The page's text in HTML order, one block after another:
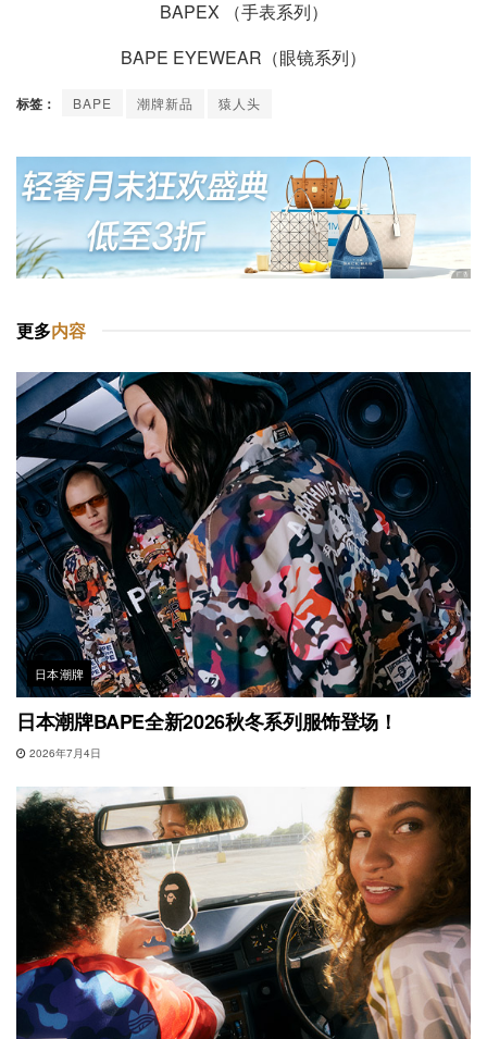
BAPEX （手表系列）
BAPE EYEWEAR（眼镜系列）
标签： BAPE 潮牌新品 猿人头
更多内容
日本潮牌
日本潮牌BAPE全新2026秋冬系列服饰登场！
2026年7月4日